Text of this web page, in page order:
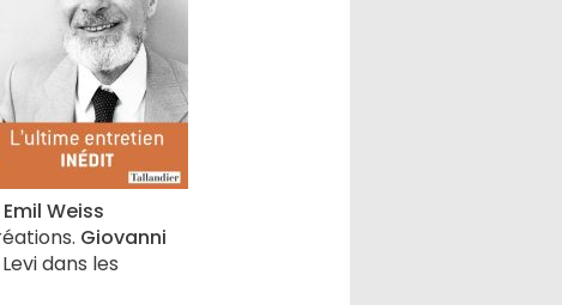
Emil Weiss
Giovanni
dans les